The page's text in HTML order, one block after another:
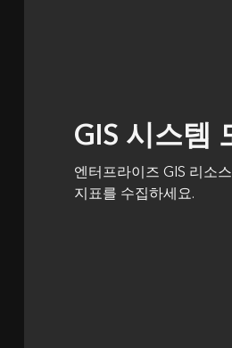
GIS 시스템
엔터프라이즈 GIS 리소
지표를 수집하세요.